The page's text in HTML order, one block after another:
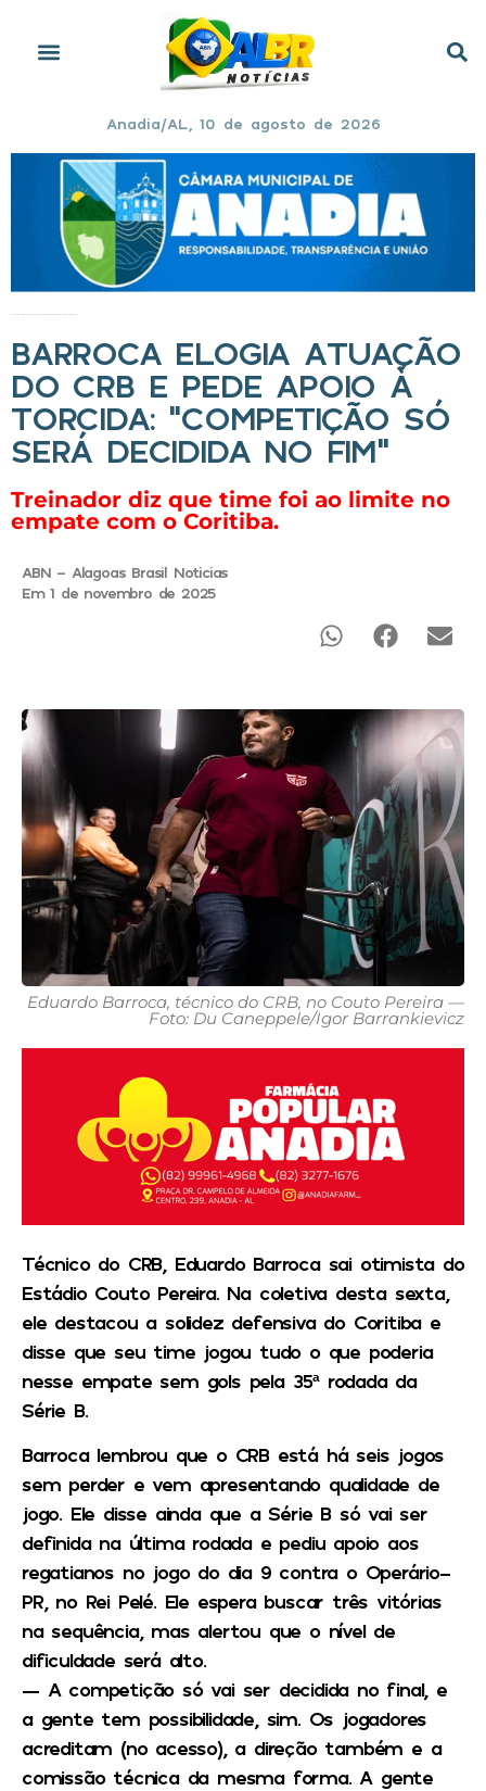
Anadia/AL, 10 de agosto de 2026
BARROCA ELOGIA ATUAÇÃO
DO CRB E PEDE APOIO À
TORCIDA: “COMPETIÇÃO SÓ
SERÁ DECIDIDA NO FIM”
Treinador diz que time foi ao limite no
empate com o Coritiba.
ABN - Alagoas Brasil Noticias
Em 1 de novembro de 2025
Eduardo Barroca, técnico do CRB, no Couto Pereira —
Foto: Du Caneppele/Igor Barrankievicz
Técnico do CRB, Eduardo Barroca sai otimista do
Estádio Couto Pereira. Na coletiva desta sexta,
ele destacou a solidez defensiva do Coritiba e
disse que seu time jogou tudo o que poderia
nesse empate sem gols pela 35ª rodada da
Série B.
Barroca lembrou que o CRB está há seis jogos
sem perder e vem apresentando qualidade de
jogo. Ele disse ainda que a Série B só vai ser
definida na última rodada e pediu apoio aos
regatianos no jogo do dia 9 contra o Operário-
PR, no Rei Pelé. Ele espera buscar três vitórias
na sequência, mas alertou que o nível de
dificuldade será alto.
— A competição só vai ser decidida no final, e
a gente tem possibilidade, sim. Os jogadores
acreditam (no acesso), a direção também e a
comissão técnica da mesma forma. A gente